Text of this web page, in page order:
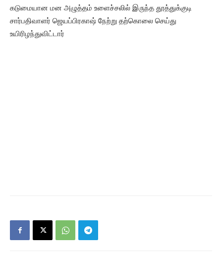
கடுமையான மன அழுத்தம் உளைச்சலில் இருந்த தூத்துக்குடி
சார்பதிவாளர் ஜெயப்பிரகாஷ் நேற்று தற்கொலை செய்து
உயிரிழந்துவிட்டார்